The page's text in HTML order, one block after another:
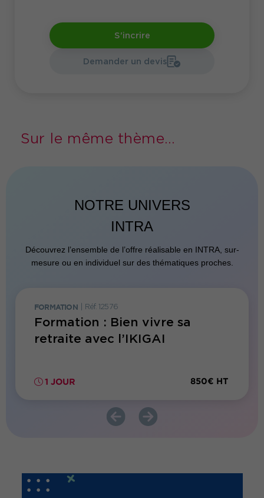
S'incrire
Demander un devis
Sur le même thème...
NOTRE UNIVERS
INTRA
Découvrez l’ensemble de l’offre réalisable en INTRA, sur-
mesure ou en individuel sur des thématiques proches.
FORMATION Réf. 12576
Formation : Bien vivre sa
retraite avec l’IKIGAI
1 JOUR 850€ HT